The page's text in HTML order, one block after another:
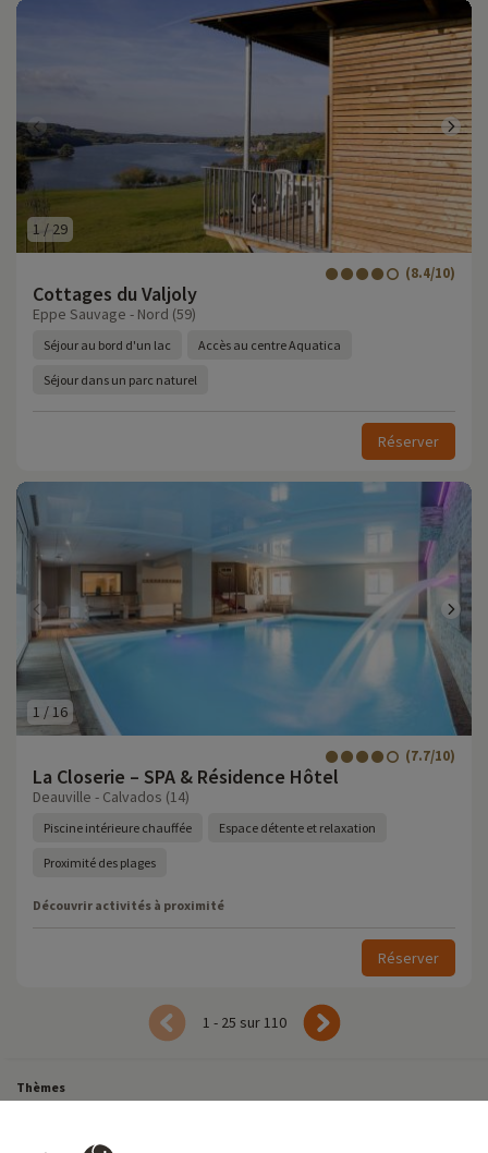
1 / 29
Cottages du Valjoly
(8.4/10)
Eppe Sauvage - Nord (59)
Séjour au bord d'un lac Accès au centre Aquatica
Séjour dans un parc naturel
Réserver
1 /16
La Closerie – SPA & Résidence Hôtel
(7.7/10)
Deauville - Calvados (14)
Piscine intérieure chauffée Espace détente et relaxation
Proximité des plages
Découvrir activités à proximité
Réserver
1 - 25 sur 110
Thèmes
Court séjour de dernière minute